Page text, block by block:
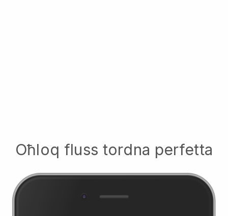
Oħloq fluss tordna perfetta